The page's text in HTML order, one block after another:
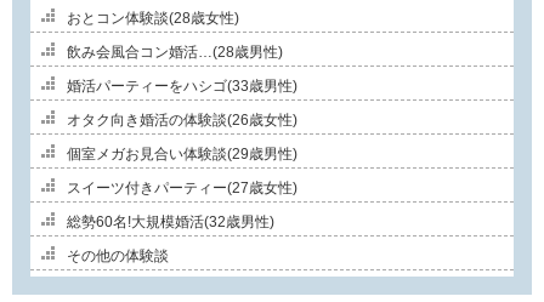
おとコン体験談(28歳女性)
飲み会風合コン婚活…(28歳男性)
婚活パーティーをハシゴ(33歳男性)
オタク向き婚活の体験談(26歳女性)
個室メガお見合い体験談(29歳男性)
スイーツ付きパーティー(27歳女性)
総勢60名!大規模婚活(32歳男性)
その他の体験談